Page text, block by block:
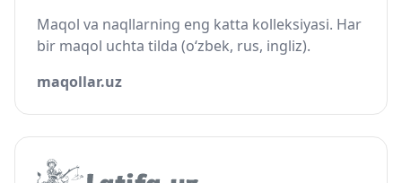
Maqol va naqllarning eng katta kolleksiyasi. Har
bir maqol uchta tilda (o‘zbek, rus, ingliz).
maqollar.uz